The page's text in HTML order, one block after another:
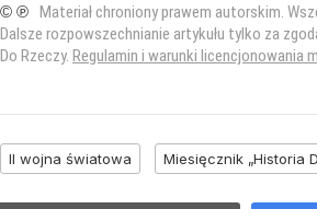
© ℗ Materiał chroniony prawem autorskim.
Dalsze rozpowszechnianie artykułu tylko za
Do Rzeczy. Regulamin i warunki licencjonowania
II wojna światowa Miesięcznik „Historia